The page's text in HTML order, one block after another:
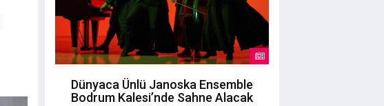
Dünyaca Ünlü Janoska Ensemble
Bodrum Kalesi’nde Sahne Alacak